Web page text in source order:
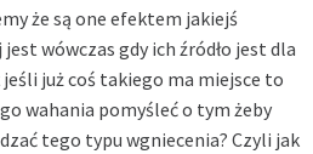
że są one efektem jakiejś
wówczas gdy ich źródło jest dla
już coś takiego ma miejsce to
wahania pomyśleć o tym żeby
tego typu wgniecenia? Czyli jak